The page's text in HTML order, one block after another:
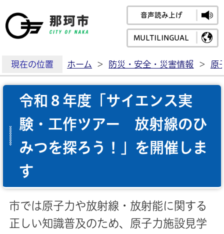
那珂市公式ホームペ
音声読み上げ
MULTILINGUAL
現在の位置 ホーム > 防災・安全・災害情報 > 原
令和８年度「サイエンス実
験・工作ツアー 放射線のひ
みつを探ろう！」を開催しま
す
市では原子力や放射線・放射能に関する
正しい知識普及のため、原子力施設見学